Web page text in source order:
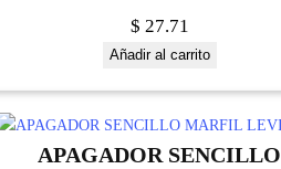
$ 27.71
Añadir al carrito
APAGADOR SENCILLO